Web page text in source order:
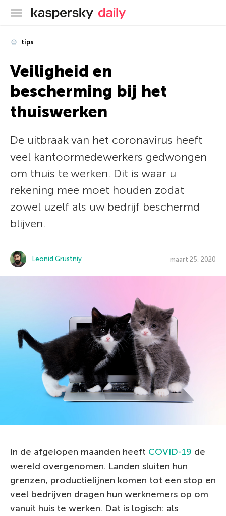
Kaspersky official blog
tips
Veiligheid en
bescherming bij het
thuiswerken
De uitbraak van het coronavirus heeft
veel kantoormedewerkers gedwongen
om thuis te werken. Dit is waar u
rekening mee moet houden zodat
zowel uzelf als uw bedrijf beschermd
blijven.
Leonid Grustniy maart 25, 2020
In de afgelopen maanden heeft COVID-19 de
wereld overgenomen. Landen sluiten hun
grenzen, productielijnen komen tot een stop en
veel bedrijven dragen hun werknemers op om
vanuit huis te werken. Dat is logisch: als